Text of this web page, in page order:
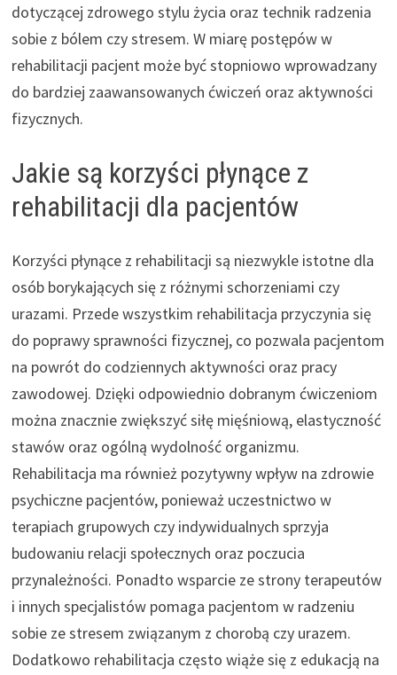
dotyczącej zdrowego stylu życia oraz technik radzenia
sobie z bólem czy stresem. W miarę postępów w
rehabilitacji pacjent może być stopniowo wprowadzany
do bardziej zaawansowanych ćwiczeń oraz aktywności
fizycznych.
Jakie są korzyści płynące z
rehabilitacji dla pacjentów
Korzyści płynące z rehabilitacji są niezwykle istotne dla
osób borykających się z różnymi schorzeniami czy
urazami. Przede wszystkim rehabilitacja przyczynia się
do poprawy sprawności fizycznej, co pozwala pacjentom
na powrót do codziennych aktywności oraz pracy
zawodowej. Dzięki odpowiednio dobranym ćwiczeniom
można znacznie zwiększyć siłę mięśniową, elastyczność
stawów oraz ogólną wydolność organizmu.
Rehabilitacja ma również pozytywny wpływ na zdrowie
psychiczne pacjentów, ponieważ uczestnictwo w
terapiach grupowych czy indywidualnych sprzyja
budowaniu relacji społecznych oraz poczucia
przynależności. Ponadto wsparcie ze strony terapeutów
i innych specjalistów pomaga pacjentom w radzeniu
sobie ze stresem związanym z chorobą czy urazem.
Dodatkowo rehabilitacja często wiąże się z edukacją na